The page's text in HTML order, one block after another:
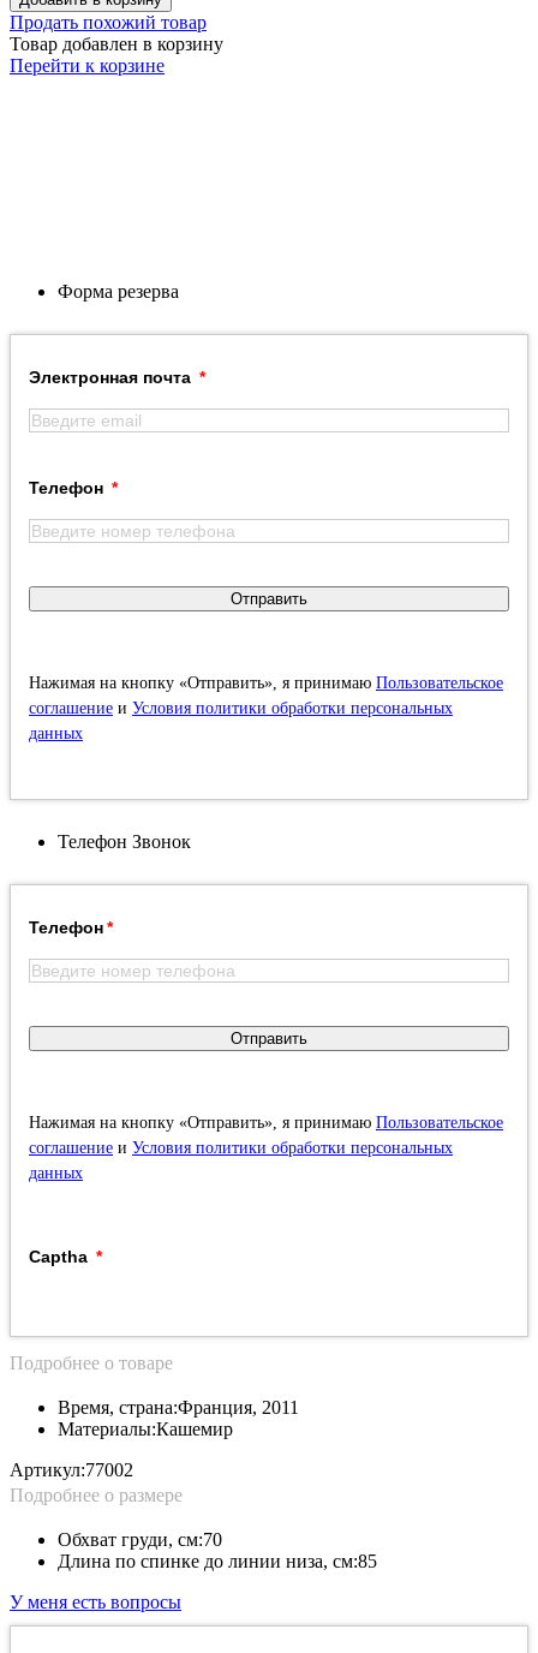
Продать похожий товар
Товар добавлен в корзину
Перейти к корзине
Форма резерва
Электронная почта
Телефон
Отправить
Нажимая на кнопку «Отправить», я принимаю Пользовательское
соглашение и Условия политики обработки персональных
данных
Телефон Звонок
Телефон
Отправить
Нажимая на кнопку «Отправить», я принимаю Пользовательское
соглашение и Условия политики обработки персональных
данных
Captha
Подробнее о товаре
Материалы:Кашемир
Время, страна:Франция, 2011
Артикул:77002
Подробнее о размере
Длина по спинке до линии низа, см:85
Обхват груди, см:70
У меня есть вопросы